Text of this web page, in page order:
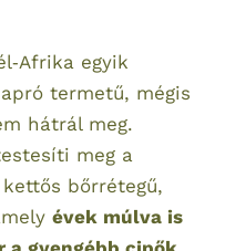
egyik
termetű, mégis
hátrál meg.
meg a
bőrrétegű,
évek múlva is